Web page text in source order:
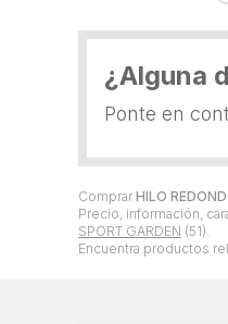
Comprar HILO
Precio, información,
SPORT GARDEN (51).
Encuentra productos
¿Alguna
Ponte en